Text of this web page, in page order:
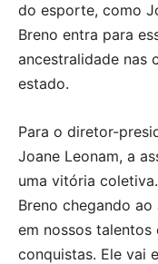
do esporte, como
Breno entra para
ancestralidade nas
estado.
Para o diretor-
Joane Leonam, a
uma vitória
Breno chegando
em nossos talentos
conquistas. Ele vai